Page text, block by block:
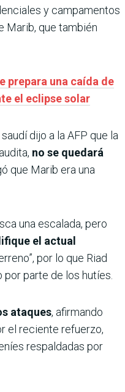
y campamentos
Marib, que también
prepara una caída de
el eclipse solar
dijo a la AFP que la
no se quedará
que Marib era una
una escalada, pero
el actual
por lo que Riad
parte de los hutíes.
ataques, afirmando
el reciente refuerzo,
respaldadas por